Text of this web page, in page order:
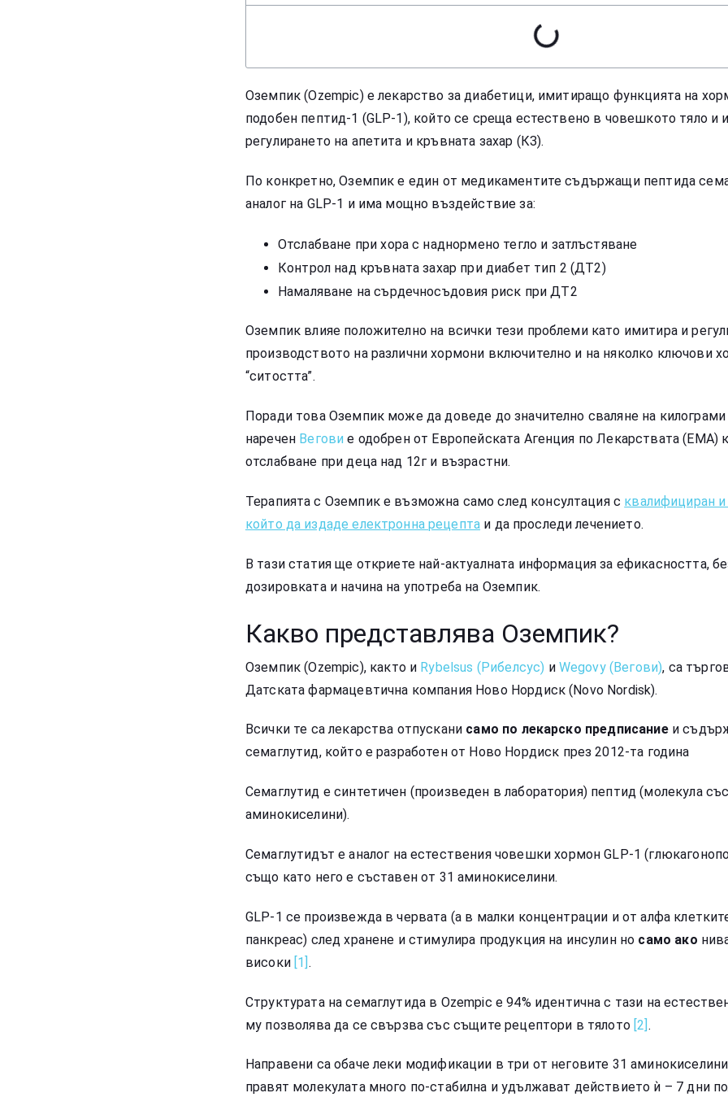
Оземпик (Ozempic) е лекарство за диабетици, имитиращо функцията на
подобен пептид-1 (GLP-1), който се среща естествено в човешкото тяло и
регулирането на апетита и кръвната захар (КЗ).
По конкретно, Оземпик е един от медикаментите съдържащи пептида
аналог на GLP-1 и има мощно въздействие за:
Отслабване при хора с наднормено тегло и затлъстяване
Контрол над кръвната захар при диабет тип 2 (ДТ2)
Намаляване на сърдечносъдовия риск при ДТ2
Оземпик влияе положително на всички тези проблеми като имитира и
производството на различни хормони включително и на няколко ключови
“ситостта”.
Поради това Оземпик може да доведе до значително сваляне на
наречен Вегови е одобрен от Европейската Агенция по Лекарствата (ЕМА)
отслабване при деца над 12г и възрастни.
Терапията с Оземпик е възможна само след консултация с квалифициран и
който да издаде електронна рецепта и да проследи лечението.
В тази статия ще откриете най-актуалната информация за ефикасността,
дозировката и начина на употреба на Оземпик.
Какво представлява Оземпик?
Оземпик (Ozempic), както и Rybelsus (Рибелсус) и Wegovy (Вегови), са
Датската фармацевтична компания Ново Нордиск (Novo Nordisk).
Всички те са лекарства отпускани само по лекарско предписаниеи
семаглутид, който е разработен от Ново Нордиск през 2012-та година
Семаглутид е синтетичен (произведен в лаборатория) пептид (молекула
аминокиселини).
Семаглутидъте аналог на естествения човешки хормон GLP-1
също като него е съставен от 31 аминокиселини.
GLP-1 се произвежда в червата (а в малки концентрации и от алфа
панкреас) след хранене и стимулира продукция на инсулин но само ако
високи [1] .
Структурата на семаглутида в Ozempic е 94% идентична с тази на
му позволява да се свързва със същите рецептори в тялото [2] .
Направени са обаче леки модификации в три от неговите 31
правят молекулата много по-стабилна и удължават действието ѝ – 7 дни